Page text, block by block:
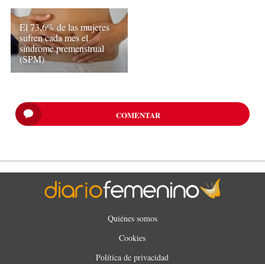
El 73,6% de las mujeres
sufren cada mes el
síndrome premenstrual
(SPM)
COMENTAR
Quiénes somos
Cookies
Política de privacidad